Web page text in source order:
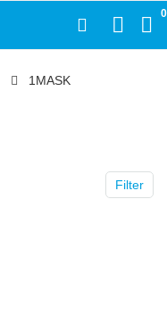
0
‎1MASK
Filter